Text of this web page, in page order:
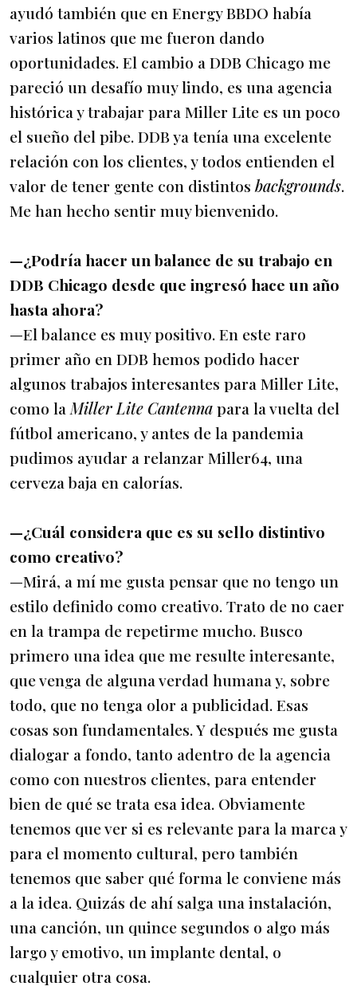
ayudó también que en Energy BBDO había
varios latinos que me fueron dando
oportunidades. El cambio a DDB Chicago me
pareció un desafío muy lindo, es una agencia
histórica y trabajar para Miller Lite es un poco
el sueño del pibe. DDB ya tenía una excelente
relación con los clientes, y todos entienden el
valor de tener gente con distintosbackgrounds.
Me han hecho sentir muy bienvenido.
—¿Podría hacer un balance de su trabajo en
DDB Chicago desde que ingresó hace un año
hasta ahora?
—El balance es muy positivo. En este raro
primer año en DDB hemos podido hacer
algunos trabajos interesantes para Miller Lite,
como laMiller Lite Cantennapara la vuelta del
fútbol americano, y antes de la pandemia
pudimos ayudar a relanzar Miller64, una
cerveza baja en calorías.
—¿Cuál considera que es su sello distintivo
como creativo?
—Mirá, a mí me gusta pensar que no tengo un
estilo definido como creativo. Trato de no caer
en la trampa de repetirme mucho. Busco
primero una idea que me resulte interesante,
que venga de alguna verdad humana y, sobre
todo, que no tenga olor a publicidad. Esas
cosas son fundamentales. Y después me gusta
dialogar a fondo, tanto adentro de la agencia
como con nuestros clientes, para entender
bien de qué se trata esa idea. Obviamente
tenemos que ver si es relevante para la marca y
para el momento cultural, pero también
tenemos que saber qué forma le conviene más
a la idea. Quizás de ahí salga una instalación,
una canción, un quince segundos o algo más
largo y emotivo, un implante dental, o
cualquier otra cosa.